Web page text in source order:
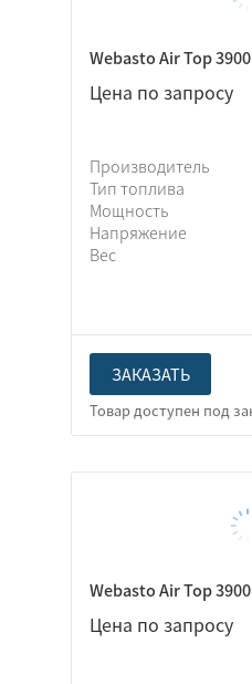
Webasto Air Top 3900
Цена по запросу
Производитель
Тип топлива
Мощность
Напряжение
Вес
ЗАКАЗАТЬ
Webasto Air Top 3900
Цена по запросу